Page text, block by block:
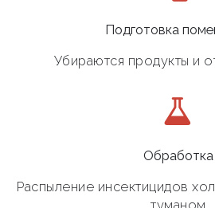
Подготовка
Убираются продукты и
Обработка
Распыление инсектицидов